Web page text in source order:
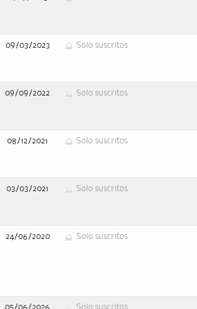
09/03/2023 Solo suscritos
09/09/2022 Solo suscritos
08/12/2021 Solo suscritos
03/03/2021 Solo suscritos
24/06/2020 Solo suscritos
05/06/2026 Solo suscritos